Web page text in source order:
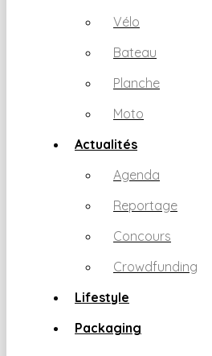
Vélo
Bateau
Planche
Moto
Actualités
Agenda
Reportage
Concours
Crowdfunding
Lifestyle
Packaging